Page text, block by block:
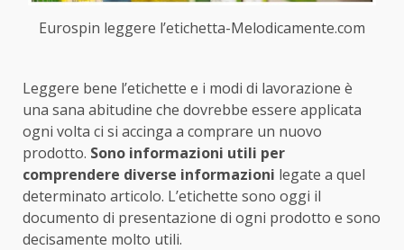
Eurospin leggere l’etichetta-Melodicamente.com
Leggere bene l’etichette e i modi di lavorazione è
una sana abitudine che dovrebbe essere applicata
ogni volta ci si accinga a comprare un nuovo
prodotto. Sono informazioni utili per
comprendere diverse informazioni legate a quel
determinato articolo. L’etichette sono oggi il
documento di presentazione di ogni prodotto e sono
decisamente molto utili.